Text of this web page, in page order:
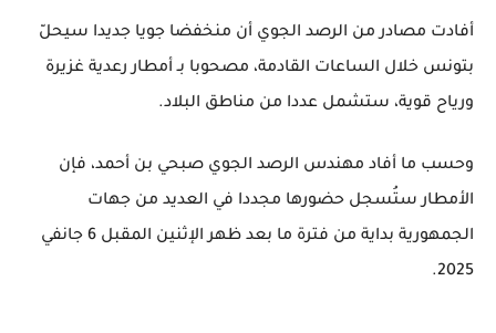
أفادت مصادر من الرصد الجوي أن منخفضا جويا جديدا سيحلّ
بتونس خلال الساعات القادمة، مصحوبا بـ أمطار رعدية غزيرة
ورياح قوية، ستشمل عددا من مناطق البلاد.
وحسب ما أفاد مهندس الرصد الجوي صبحي بن أحمد، فإن
الأمطار ستُسجل حضورها مجددا في العديد من جهات
الجمهورية بداية من فترة ما بعد ظهر الإثنين المقبل 6 جانفي
2025.